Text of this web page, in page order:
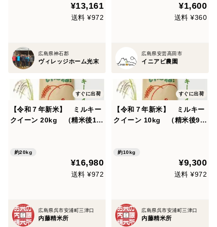
¥13,161
送料 ¥972
広島県神石郡
ヴィレッジホーム光末
¥1,600
送料 ¥360
広島県安芸高田市
イニアビ農園
すぐに出荷
【令和７年新米】 ミルキー
クイーン 20kg （精米後18
約20kg
¥16,980
送料 ¥972
広島県呉市安浦町三津口
内藤精米所
すぐに出荷
【令和７年新米】 ミルキー
クイーン 10kg （精米後9k
約10kg
¥9,300
送料 ¥972
広島県呉市安浦町三津口
内藤精米所